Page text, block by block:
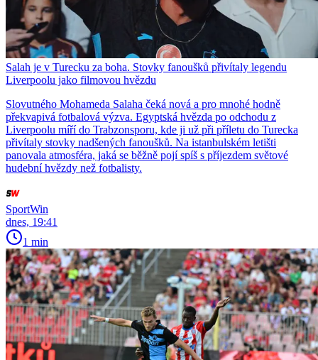
Salah je v Turecku za boha. Stovky fanoušků přivítaly legendu
Liverpoolu jako filmovou hvězdu
Slovutného Mohameda Salaha čeká nová a pro mnohé hodně
překvapivá fotbalová výzva. Egyptská hvězda po odchodu z
Liverpoolu míří do Trabzonsporu, kde ji už při příletu do Turecka
přivítaly stovky nadšených fanoušků. Na istanbulském letišti
panovala atmosféra, jaká se běžně pojí spíš s příjezdem světové
hudební hvězdy než fotbalisty.
SportWin
dnes, 19:41
1 min